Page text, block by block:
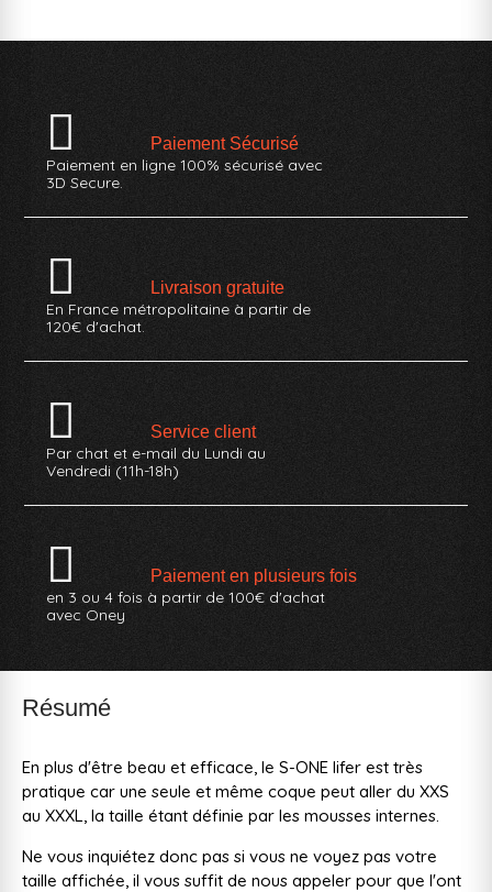
Paiement Sécurisé
Paiement en ligne 100% sécurisé avec
3D Secure.
Livraison gratuite
En France métropolitaine à partir de
120€ d'achat.
Service client
Par chat et e-mail du Lundi au
Vendredi (11h-18h)
Paiement en plusieurs fois
en 3 ou 4 fois à partir de 100€ d'achat
avec Oney
Résumé
En plus d'être beau et efficace, le S-ONE lifer est très
pratique car une seule et même coque peut aller du XXS
au XXXL, la taille étant définie par les mousses internes.
Ne vous inquiétez donc pas si vous ne voyez pas votre
taille affichée, il vous suffit de nous appeler pour que l'ont